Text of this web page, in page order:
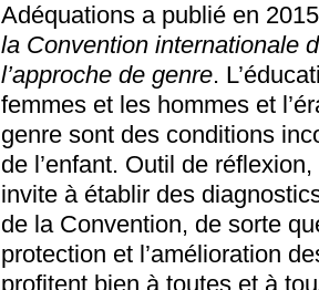
Adéquations a publié en
la Convention internationale
l’approche de genre.
femmes et les hommes et
genre sont des conditions
de l’enfant. Outil de
invite à établir des
de la Convention, de sorte
protection et l’amélioration
profitent bien à toutes et à